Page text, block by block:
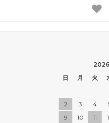
日
月 火
2
3 4
9
10 11